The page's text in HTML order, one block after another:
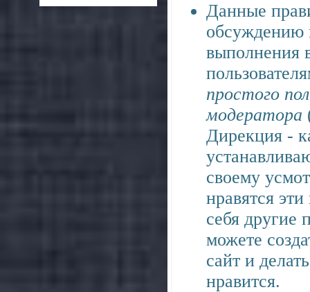
Данные
обсуждению
выполнения
простого
модератора
Дирекция -
своему
нравятся
себя другие
можете
сайт и
нравится.